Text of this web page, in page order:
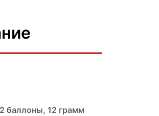
баллоны, 12 грамм